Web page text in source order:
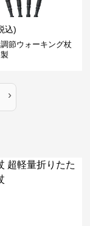
込)
節ウォーキング杖
›